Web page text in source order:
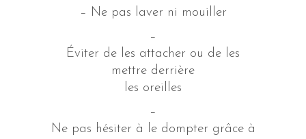
– Ne pas laver ni mouiller
–
Éviter de les attacher ou de les
mettre derrière
les oreilles
–
Ne pas hésiter à le dompter grâce à